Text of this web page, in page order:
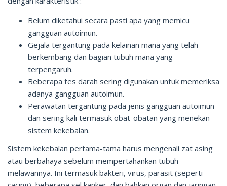
Belum diketahui secara pasti apa yang memicu
gangguan autoimun.
Gejala tergantung pada kelainan mana yang telah
berkembang dan bagian tubuh mana yang
terpengaruh.
Beberapa tes darah sering digunakan untuk memeriksa
adanya gangguan autoimun.
Perawatan tergantung pada jenis gangguan autoimun
dan sering kali termasuk obat-obatan yang menekan
sistem kekebalan.
Sistem kekebalan pertama-tama harus mengenali zat asing
atau berbahaya sebelum mempertahankan tubuh
melawannya. Ini termasuk bakteri, virus, parasit (seperti